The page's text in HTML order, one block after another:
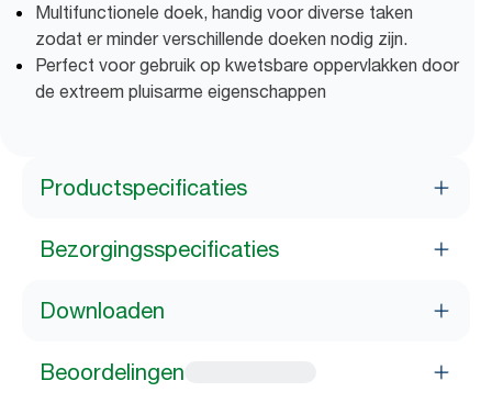
Multifunctionele doek, handig voor diverse taken
zodat er minder verschillende doeken nodig zijn.
Perfect voor gebruik op kwetsbare oppervlakken door
de extreem pluisarme eigenschappen
Productspecificaties
Bezorgingsspecificaties
Downloaden
Beoordelingen